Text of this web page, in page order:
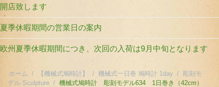
開店致します
夏季休暇期間の営業日の案内
欧州夏季休暇期間につき、次回の入荷は9月中旬となります
ホーム / 【機械式鳩時計】 / 機械式一日巻 鳩時計 1day / 彫刻モ
デル Sculpture / 機械式鳩時計 彫刻モデル634 1日巻き（42cm）